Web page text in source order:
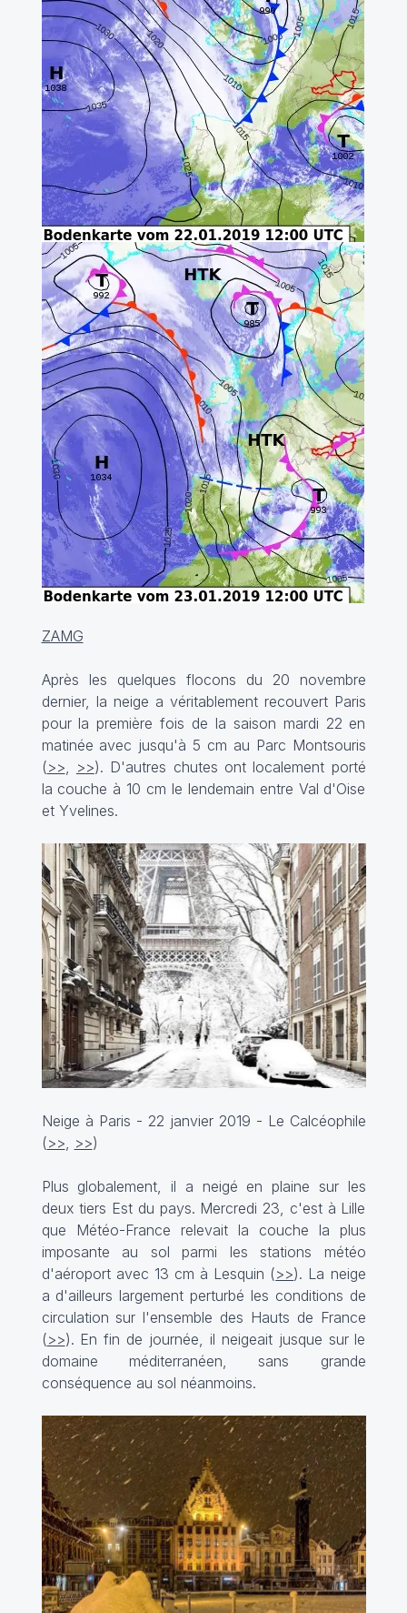
ZAMG
Après les quelques flocons du 20 novembre
dernier, la neige a véritablement recouvert Paris
pour la première fois de la saison mardi 22 en
matinée avec jusqu'à 5 cm au Parc Montsouris
(>>, >>). D'autres chutes ont localement porté
la couche à 10 cm le lendemain entre Val d'Oise
et Yvelines.
Neige à Paris - 22 janvier 2019 - Le Calcéophile
(>> >>)
Plus globalement, il a neigé en plaine sur les
deux tiers Est du pays. Mercredi 23, c'est à Lille
que Météo-France relevait la couche la plus
imposante au sol parmi les stations météo
d'aéroport avec 13 cm à Lesquin (>>). La neige
a d'ailleurs largement perturbé les conditions de
circulation sur l'ensemble des Hauts de France
(>>). En fin de journée, il neigeait jusque sur le
domaine méditerranéen, sans grande
conséquence au sol néanmoins.